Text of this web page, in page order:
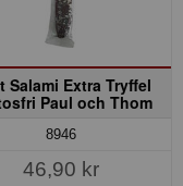
Salami Extra Tryffel
Paul och Thom
8946
46,90 kr